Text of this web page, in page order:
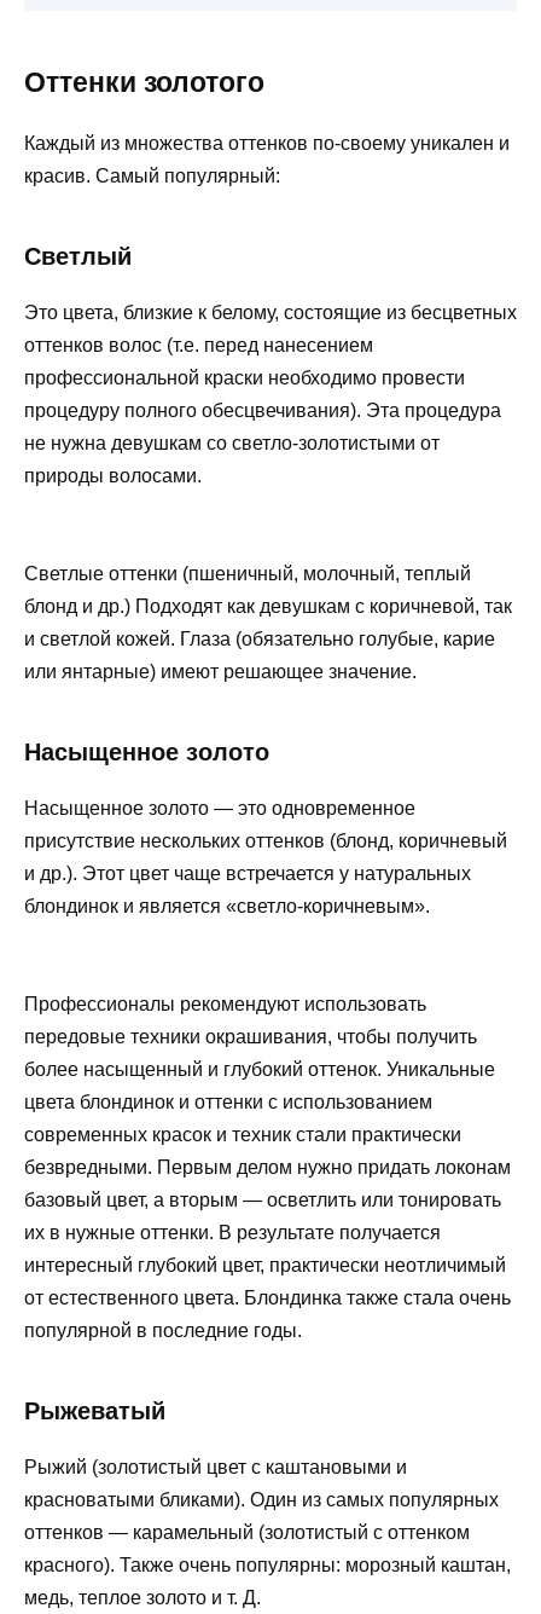
Оттенки золотого
Каждый из множества оттенков по-своему уникален и
красив. Самый популярный:
Светлый
Это цвета, близкие к белому, состоящие из бесцветных
оттенков волос (т.е. перед нанесением
профессиональной краски необходимо провести
процедуру полного обесцвечивания). Эта процедура
не нужна девушкам со светло-золотистыми от
природы волосами.
Светлые оттенки (пшеничный, молочный, теплый
блонд и др.) Подходят как девушкам с коричневой, так
и светлой кожей. Глаза (обязательно голубые, карие
или янтарные) имеют решающее значение.
Насыщенное золото
Насыщенное золото — это одновременное
присутствие нескольких оттенков (блонд, коричневый
и др.). Этот цвет чаще встречается у натуральных
блондинок и является «светло-коричневым».
Профессионалы рекомендуют использовать
передовые техники окрашивания, чтобы получить
более насыщенный и глубокий оттенок. Уникальные
цвета блондинок и оттенки с использованием
современных красок и техник стали практически
безвредными. Первым делом нужно придать локонам
базовый цвет, а вторым — осветлить или тонировать
их в нужные оттенки. В результате получается
интересный глубокий цвет, практически неотличимый
от естественного цвета. Блондинка также стала очень
популярной в последние годы.
Рыжеватый
Рыжий (золотистый цвет с каштановыми и
красноватыми бликами). Один из самых популярных
оттенков — карамельный (золотистый с оттенком
красного). Также очень популярны: морозный каштан,
медь, теплое золото и т. Д.